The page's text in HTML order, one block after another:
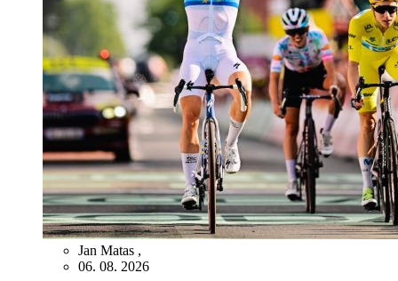
Jan Matas ,
06. 08. 2026